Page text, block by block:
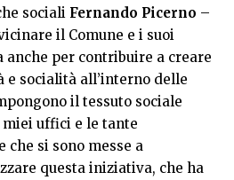
sociali Fernando Picerno –
il Comune e i suoi
per contribuire a creare
socialità all’interno delle
il tessuto sociale
uffici e le tante
che si sono messe a
questa iniziativa, che ha